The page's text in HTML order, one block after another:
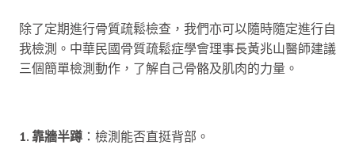
除了定期進行骨質疏鬆檢查，我們亦可以隨時隨定進行自
我檢測。中華民國骨質疏鬆症學會理事長黃兆山醫師建議
三個簡單檢測動作，了解自己骨骼及肌肉的力量。
1. 靠牆半蹲 ：檢測能否直挺背部。